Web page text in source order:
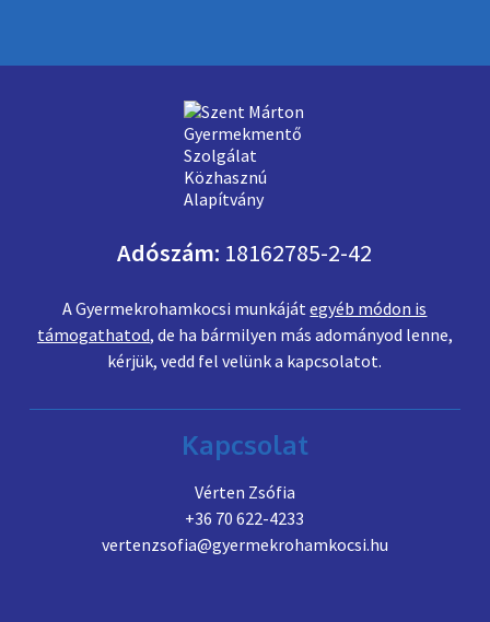
Adószám: 18162785-2-42
A Gyermekrohamkocsi munkájátegyéb módon is
támogathatod, de ha bármilyen más adományod lenne,
kérjük, vedd fel velünk a kapcsolatot.
Kapcsolat
Vérten Zsófia
+36 70 622-4233
vertenzsofia@gyermekrohamkocsi.hu